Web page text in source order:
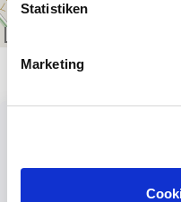
Statistiken
Marketing